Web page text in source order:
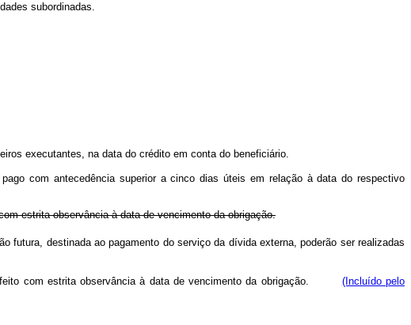
subordinadas.
executantes, na data do crédito em conta do beneficiário.
com antecedência superior a cinco dias úteis em relação à data do respectivo
estrita observância à data de vencimento da obrigação.
destinada ao pagamento do serviço da dívida externa, poderão ser realizadas
feito com estrita observância à data de vencimento da obrigação. (Incluído pelo